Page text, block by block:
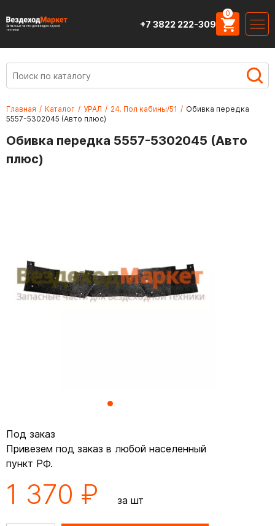
Запасные части для вездеходной
техники
+7 3822 222-309
0
Главная / Каталог / УРАЛ / 24. Пол кабины/51 / Обивка передка
5557-5302045 (Авто плюс)
Обивка передка 5557-5302045 (Авто
плюс)
Под заказ
Привезем под заказ в любой населенный
пункт РФ.
1 370 ₽ за шт